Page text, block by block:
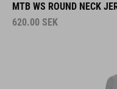
MTB WS ROUND NECK
620.00 SEK